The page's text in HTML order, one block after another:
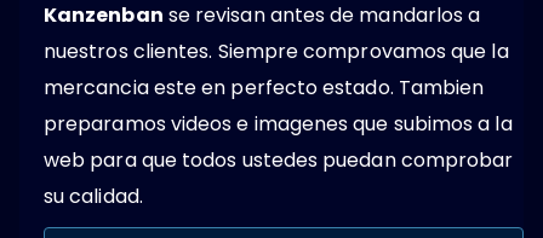
Kanzenban se revisan antes de mandarlos a
nuestros clientes. Siempre comprovamos que la
mercancia este en perfecto estado. Tambien
preparamos videos e imagenes que subimos a la
web para que todos ustedes puedan comprobar
su calidad.